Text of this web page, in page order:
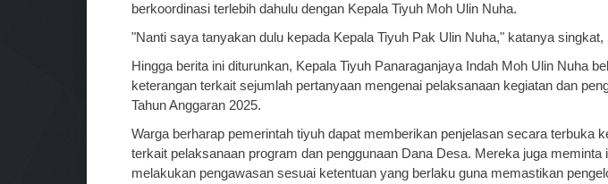
berkoordinasi terlebih dahulu dengan Kepala Tiyuh Moh Ulin Nuha.
"Nanti saya tanyakan dulu kepada Kepala Tiyuh Pak Ulin Nuha," katanya singkat,
Hingga berita ini diturunkan, Kepala Tiyuh Panaraganjaya Indah Moh Ulin Nuha
keterangan terkait sejumlah pertanyaan mengenai pelaksanaan kegiatan dan
Tahun Anggaran 2025.
Warga berharap pemerintah tiyuh dapat memberikan penjelasan secara terbuka
terkait pelaksanaan program dan penggunaan Dana Desa. Mereka juga meminta
melakukan pengawasan sesuai ketentuan yang berlaku guna memastikan